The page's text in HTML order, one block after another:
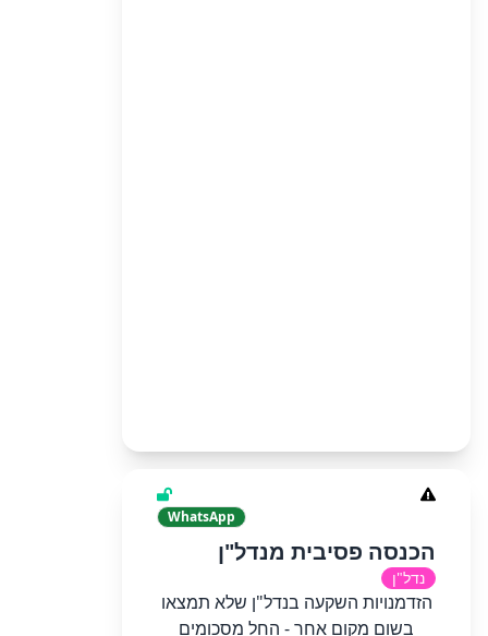
WhatsApp
הכנסה פסיבית מנדל"ן
נדל"ן
הזדמנויות השקעה בנדל"ן שלא תמצאו
בשום מקום אחר - החל מסכומים